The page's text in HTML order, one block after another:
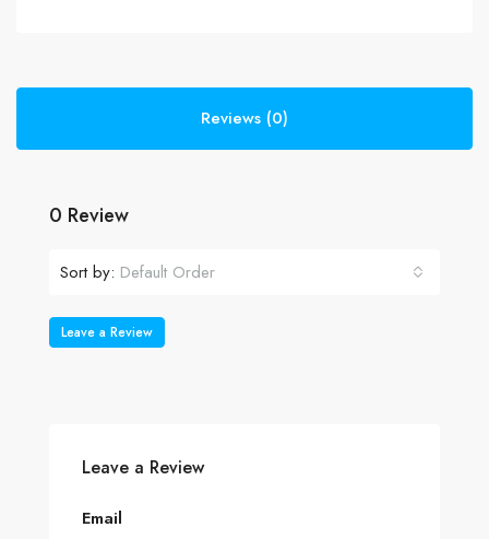
Reviews (0)
0 Review
Sort by: Default Order
Leave a Review
Leave a Review
Email